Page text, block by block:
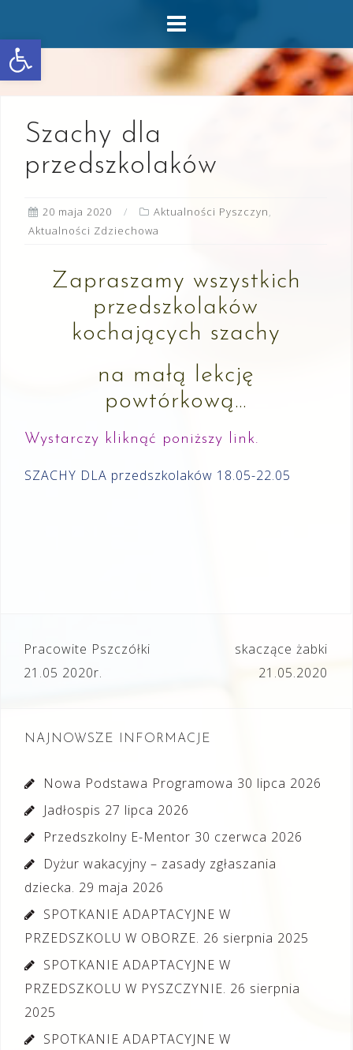
Otwórz pasek narzędzi
content
Szachy dla
przedszkolaków
20 maja 2020 Aktualności Pyszczyn,
Aktualności Zdziechowa
Zapraszamy wszystkich
przedszkolaków
kochających szachy
na małą lekcję
powtórkową…
Wystarczy kliknąć poniższy link.
SZACHY DLA przedszkolaków 18.05-22.05
Nawigacja
wpisu
Pracowite Pszczółki
21.05 2020r.
skaczące żabki
21.05.2020
NAJNOWSZE INFORMACJE
Nowa Podstawa Programowa 30 lipca 2026
Jadłospis 27 lipca 2026
Przedszkolny E-Mentor 30 czerwca 2026
Dyżur wakacyjny – zasady zgłaszania
dziecka. 29 maja 2026
SPOTKANIE ADAPTACYJNE W
PRZEDSZKOLU W OBORZE. 26 sierpnia 2025
SPOTKANIE ADAPTACYJNE W
PRZEDSZKOLU W PYSZCZYNIE. 26 sierpnia
2025
SPOTKANIE ADAPTACYJNE W